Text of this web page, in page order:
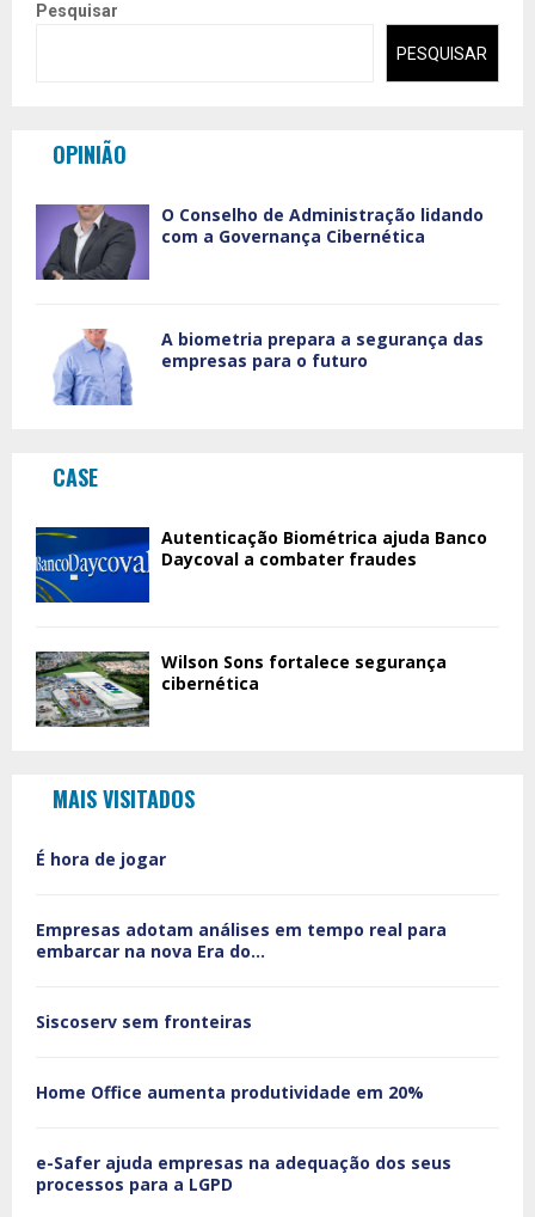
Pesquisar
PESQUISAR
OPINIÃO
O Conselho de Administração lidando
com a Governança Cibernética
A biometria prepara a segurança das
empresas para o futuro
CASE
Autenticação Biométrica ajuda Banco
Daycoval a combater fraudes
Wilson Sons fortalece segurança
cibernética
MAIS VISITADOS
É hora de jogar
Empresas adotam análises em tempo real para
embarcar na nova Era do...
Siscoserv sem fronteiras
Home Office aumenta produtividade em 20%
e-Safer ajuda empresas na adequação dos seus
processos para a LGPD